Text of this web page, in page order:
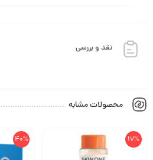
نقد و بررسی
محصولات مشابه
17%
40%